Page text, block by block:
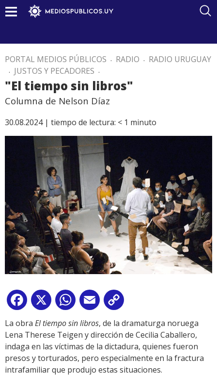
PORTAL MEDIOS PÚBLICOS . RADIO . RADIO URUGUAY
. JUSTOS Y PECADORES .
"El tiempo sin libros"
Columna de Nelson Díaz
30.08.2024 | tiempo de lectura: < 1 minuto
Facebook
X WhatsApp
Email
Link
La obra El tiempo sin libros, de la dramaturga noruega
Lena Therese Teigen y dirección de Cecilia Caballero,
indaga en las víctimas de la dictadura, quienes fueron
presos y torturados, pero especialmente en la fractura
intrafamiliar que produjo estas situaciones.